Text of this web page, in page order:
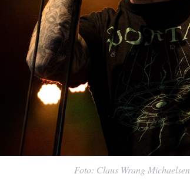
Foto: Claus Wrang Michaelsen